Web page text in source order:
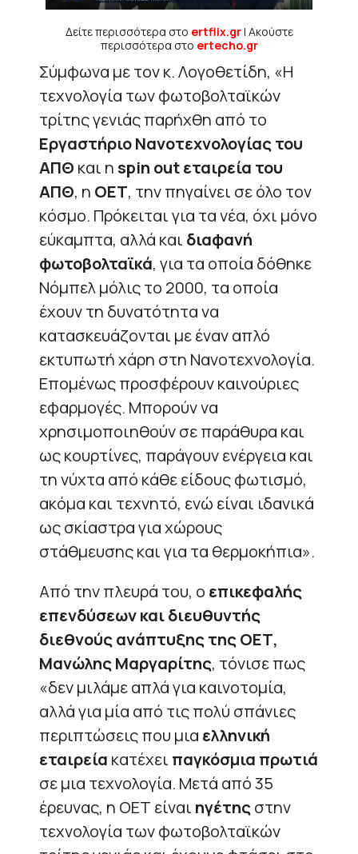
Δείτε περισσότερα στο ertflix.gr| Ακούστε
περισσότερα στο ertecho.gr
Σύμφωνα με τον κ. Λογοθετίδη, «Η
τεχνολογία των φωτοβολταϊκών
τρίτης γενιάς παρήχθη από το
Εργαστήριο Νανοτεχνολογίας του
ΑΠΘ και ηspin out εταιρεία του
ΑΠΘ, η ΟΕΤ, την πηγαίνει σε όλο τον
κόσμο. Πρόκειται για τα νέα, όχι μόνο
εύκαμπτα, αλλά και διαφανή
φωτοβολταϊκά, για τα οποία δόθηκε
Νόμπελ μόλις το 2000, τα οποία
έχουν τη δυνατότητα να
κατασκευάζονται με έναν απλό
εκτυπωτή χάρη στη Νανοτεχνολογία.
Επομένως προσφέρουν καινούριες
εφαρμογές. Μπορούν να
χρησιμοποιηθούν σε παράθυρα και
ως κουρτίνες, παράγουν ενέργεια και
τη νύχτα από κάθε είδους φωτισμό,
ακόμα και τεχνητό, ενώ είναι ιδανικά
ως σκίαστρα για χώρους
στάθμευσης και για τα θερμοκήπια».
Από την πλευρά του, ο επικεφαλής
επενδύσεων και διευθυντής
διεθνούς ανάπτυξης της ΟΕΤ,
Μανώλης Μαργαρίτης, τόνισε πως
«δεν μιλάμε απλά για καινοτομία,
αλλά για μία από τις πολύ σπάνιες
περιπτώσεις που μια ελληνική
εταιρεία κατέχει παγκόσμια πρωτιά
σε μια τεχνολογία. Μετά από 35
έρευνας, η ΟΕΤ είναι ηγέτηςστην
τεχνολογία των φωτοβολταϊκών